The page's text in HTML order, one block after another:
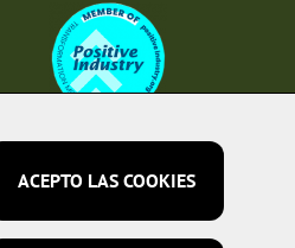
ACEPTO LAS COOKIES